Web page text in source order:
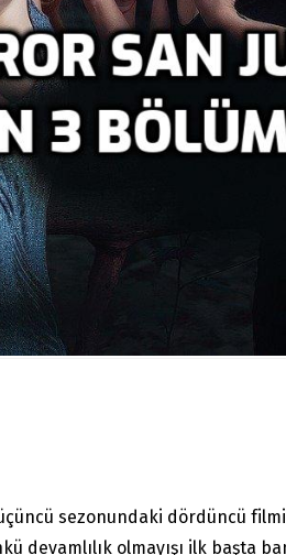
sezonundaki dördüncü
devamlılık olmayışı ilk başta